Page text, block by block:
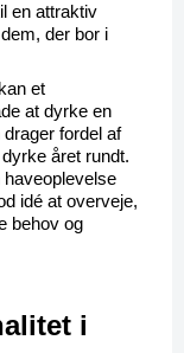
en attraktiv
der bor i
et
at dyrke en
fordel af
året rundt.
haveoplevelse
idé at overveje,
behov og
i